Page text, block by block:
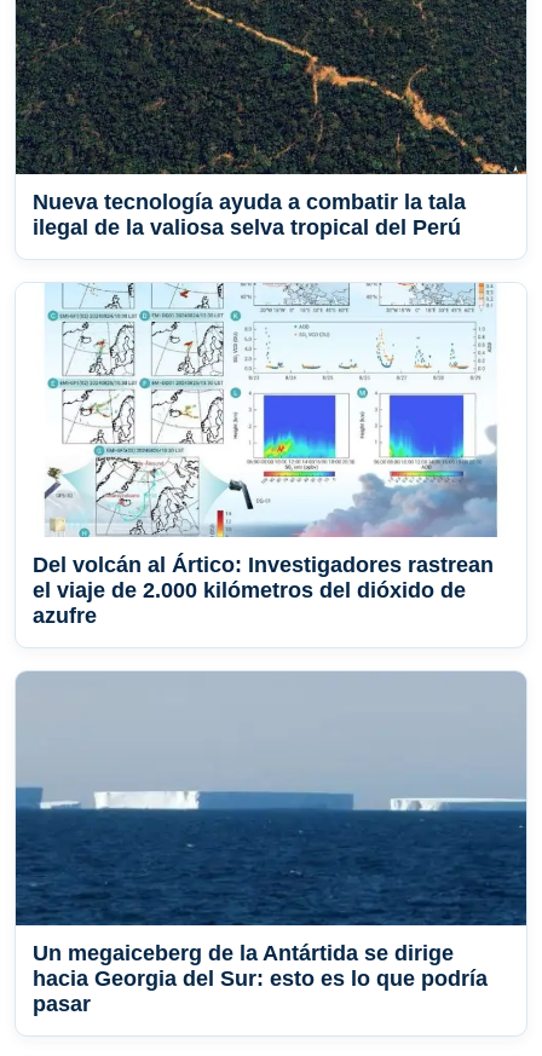
Nueva tecnología ayuda a combatir la tala
ilegal de la valiosa selva tropical del Perú
Del volcán al Ártico: Investigadores rastrean
el viaje de 2.000 kilómetros del dióxido de
azufre
Un megaiceberg de la Antártida se dirige
hacia Georgia del Sur: esto es lo que podría
pasar